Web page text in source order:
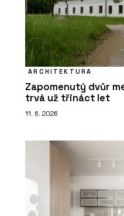
ARCHITEKTURA
Zapomenutý dvůr
trvá už třináct let
11. 6. 2026